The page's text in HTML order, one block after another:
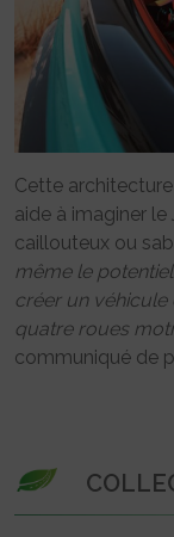
Cette
aide à imaginer le
caillouteux ou
même le
créer un
quatre roues
communiqué de